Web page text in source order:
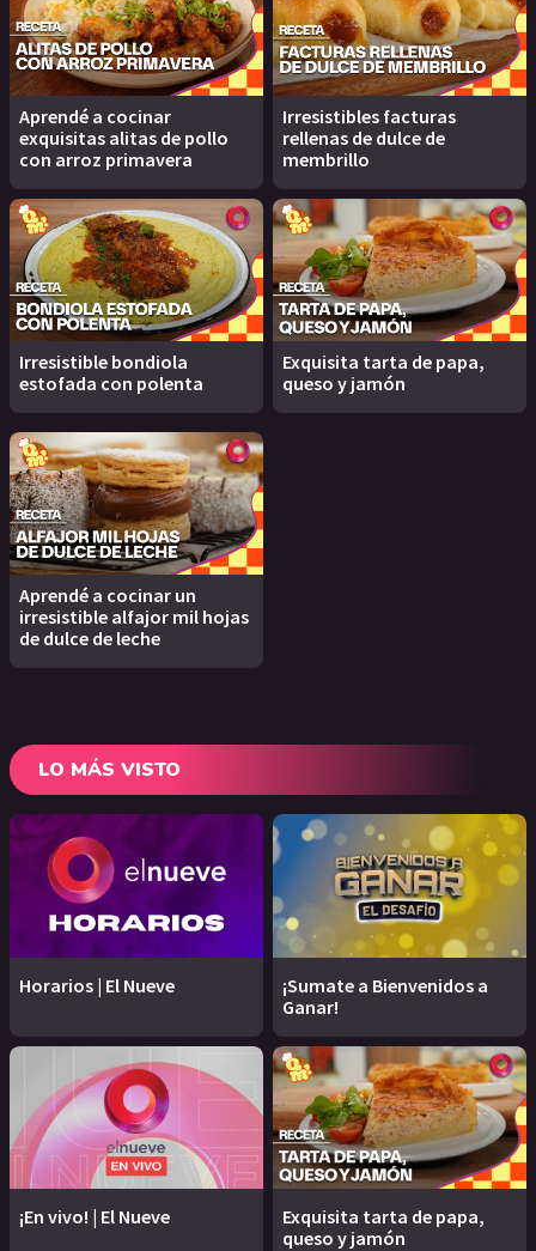
Aprendé a cocinar
exquisitas alitas de pollo
con arroz primavera
Irresistibles facturas
rellenas de dulce de
membrillo
Irresistible bondiola
estofada con polenta
Exquisita tarta de papa,
queso y jamón
Aprendé a cocinar un
irresistible alfajor mil hojas
de dulce de leche
LO MÁS VISTO
Horarios | El Nueve
¡Sumate a Bienvenidos a
Ganar!
¡En vivo! | El Nueve
Exquisita tarta de papa,
queso y jamón